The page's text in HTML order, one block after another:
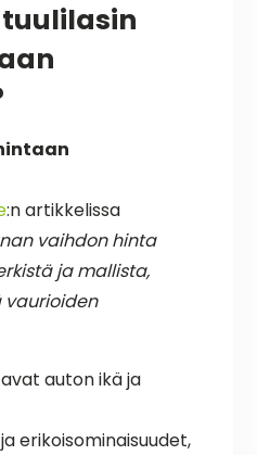
:n artikkelissa
vaihdon hinta
ja mallista,
vaurioiden
auton ikä ja
erikoisominaisuudet,